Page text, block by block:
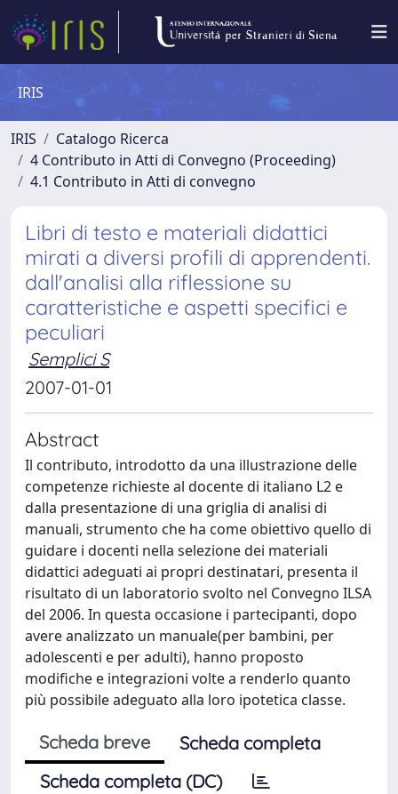
IRIS
IRIS
Catalogo Ricerca
4 Contributo in Atti di Convegno (Proceeding)
4.1 Contributo in Atti di convegno
Libri di testo e materiali didattici
mirati a diversi profili di apprendenti.
dall'analisi alla riflessione su
caratteristiche e aspetti specifici e
peculiari
Semplici S
2007-01-01
Abstract
Il contributo, introdotto da una illustrazione delle
competenze richieste al docente di italiano L2 e
dalla presentazione di una griglia di analisi di
manuali, strumento che ha come obiettivo quello di
guidare i docenti nella selezione dei materiali
didattici adeguati ai propri destinatari, presenta il
risultato di un laboratorio svolto nel Convegno ILSA
del 2006. In questa occasione i partecipanti, dopo
avere analizzato un manuale(per bambini, per
adolescenti e per adulti), hanno proposto
modifiche e integrazioni volte a renderlo quanto
più possibile adeguato alla loro ipotetica classe.
Scheda breve
Scheda completa
Scheda completa (DC)